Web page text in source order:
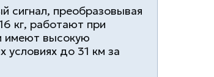
сигнал, преобразовывая
кг, работают при
имеют высокую
условиях до 31 км за